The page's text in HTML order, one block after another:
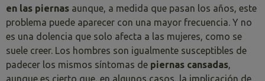
en las piernas aunque, a medida que pasan los años, este
problema puede aparecer con una mayor frecuencia. Y no
es una dolencia que solo afecta a las mujeres, como se
suele creer. Los hombres son igualmente susceptibles de
padecer los mismos síntomas de piernas cansadas
aunque es cierto que, en algunos casos, la implicación de